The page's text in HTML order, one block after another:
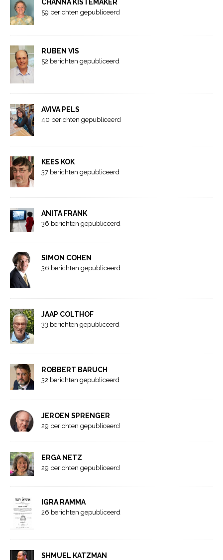
CHANNA KISTEMAKER
59 berichten gepubliceerd
RUBEN VIS
52 berichten gepubliceerd
AVIVA PELS
40 berichten gepubliceerd
KEES KOK
37 berichten gepubliceerd
ANITA FRANK
36 berichten gepubliceerd
SIMON COHEN
36 berichten gepubliceerd
JAAP COLTHOF
33 berichten gepubliceerd
ROBBERT BARUCH
32 berichten gepubliceerd
JEROEN SPRENGER
29 berichten gepubliceerd
ERGA NETZ
29 berichten gepubliceerd
IGRA RAMMA
26 berichten gepubliceerd
SHMUEL KATZMAN